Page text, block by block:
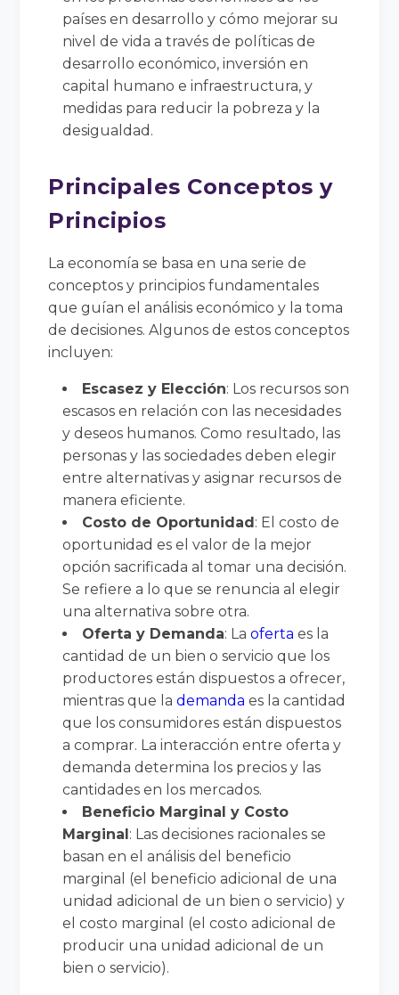
países en desarrollo y cómo mejorar su
nivel de vida a través de políticas de
desarrollo económico, inversión en
capital humano e infraestructura, y
medidas para reducir la pobreza y la
desigualdad.
Principales Conceptos y
Principios
La economía se basa en una serie de
conceptos y principios fundamentales
que guían el análisis económico y la toma
de decisiones. Algunos de estos conceptos
incluyen:
Escasez y Elección: Los recursos son
escasos en relación con las necesidades
y deseos humanos. Como resultado, las
personas y las sociedades deben elegir
entre alternativas y asignar recursos de
manera eficiente.
Costo de Oportunidad: El costo de
oportunidad es el valor de la mejor
opción sacrificada al tomar una decisión.
Se refiere a lo que se renuncia al elegir
una alternativa sobre otra.
Oferta y Demanda: Laoferta es la
cantidad de un bien o servicio que los
productores están dispuestos a ofrecer,
mientras que lademanda es la cantidad
que los consumidores están dispuestos
a comprar. La interacción entre oferta y
demanda determina los precios y las
cantidades en los mercados.
Beneficio Marginal y Costo
Marginal: Las decisiones racionales se
basan en el análisis del beneficio
marginal (el beneficio adicional de una
unidad adicional de un bien o servicio) y
el costo marginal (el costo adicional de
producir una unidad adicional de un
bien o servicio).